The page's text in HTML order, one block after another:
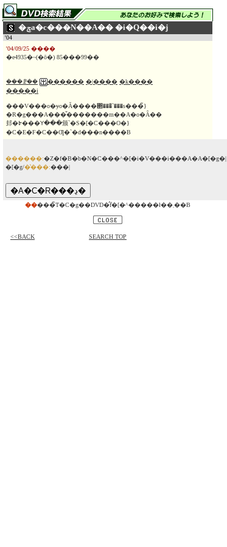
�ݘa�c���N��A�� �i�Q��i�j
'04
'04/09/25 ����
�e4935�~(�ō�) 85���99��
���ꗘ�� ������ �|���� �k����
�����i
���V���o�ɏo�Ă����΂���̃`���s���̃}
�R�g���A���̌�������m��A�o�Ȃ��
邽�߈���ꓬ���颁`�S�[�C���O�}
�C�E�F�C��Ƣ�`�d���n����B
������:�Z�f�B�b�N�C���^�[�i�V���i���A�A�[�g�|
�[�g/�̔���:���|
�� ���̃T�C�g��DVD�̂݃f�[�^�����ł��܂��B
<<BACK SEARCH TOP